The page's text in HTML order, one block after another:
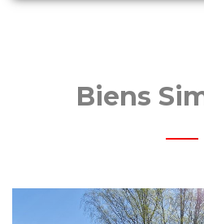
Biens